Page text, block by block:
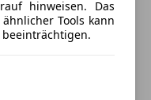
Plus
hinweisen. Das
Tools kann